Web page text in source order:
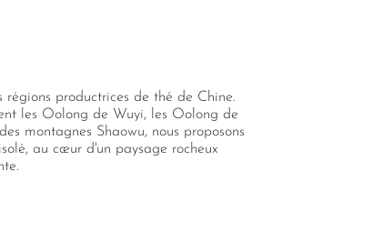
productrices de thé de Chine.
les Oolong de Wuyi, les Oolong de
montagnes Shaowu, nous proposons
au cœur d'un paysage rocheux